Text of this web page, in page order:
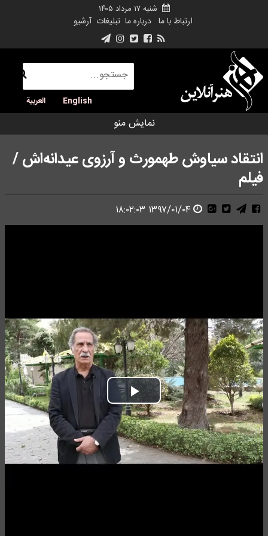
شنبه ۱۷ مرداد ۱۴۰۵
ارتباط با ما درباره ما تبلیغات آرشیو
English العربية
نمایش منو
انتقاد سیاوش طهمورث و آرزوی عیدانه‌اش /
فیلم
Play
Video